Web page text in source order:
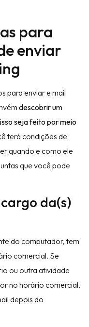
para
enviar
para enviar e mail
descobrir um
seja feito por meio
terá condições de
quando e como ele
que você pode
da(s)
do computador, tem
comercial. Se
ou outra atividade
no horário comercial,
depois do